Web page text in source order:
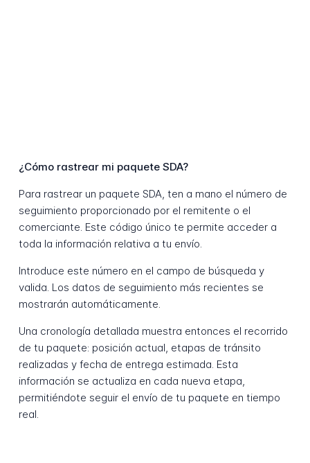
¿Cómo rastrear mi paquete SDA?
Para rastrear un paquete SDA, ten a mano el número de
seguimiento proporcionado por el remitente o el
comerciante. Este código único te permite acceder a
toda la información relativa a tu envío.
Introduce este número en el campo de búsqueda y
valida. Los datos de seguimiento más recientes se
mostrarán automáticamente.
Una cronología detallada muestra entonces el recorrido
de tu paquete: posición actual, etapas de tránsito
realizadas y fecha de entrega estimada. Esta
información se actualiza en cada nueva etapa,
permitiéndote seguir el envío de tu paquete en tiempo
real.